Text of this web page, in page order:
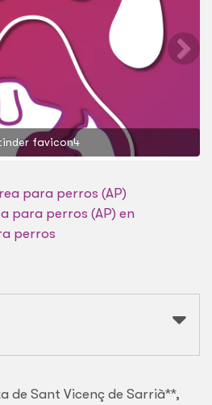
favicon4
para perros (AP)
para perros (AP) en
perros
de Sant Vicenç de Sarrià**,